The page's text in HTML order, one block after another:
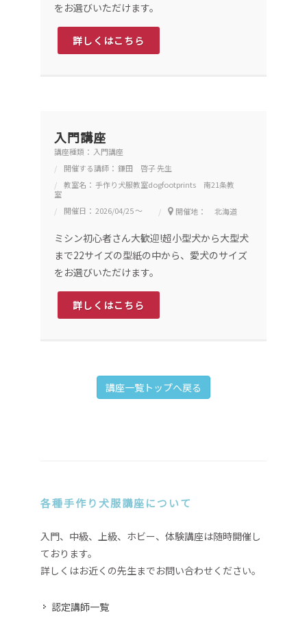
をお選びいただけます。
詳しくはこちら
入門講座
講座種類： 入門講座
開催する講師： 鎌田 啓子 先生
教室名： 手作り犬服教室dogfootprints 南21条教
室
開催日： 2026/04/25 ～
開催地： 北海道
ミシン初心者さん大歓迎!超小型犬から大型犬
まで22サイズの型紙の中から、愛犬のサイズ
をお選びいただけます。
詳しくはこちら
講座一覧トップへ戻る
各種手作り犬服講座について
入門、中級、上級、ホビー、体験講座は随時開催し
ております。
詳しくはお近くの先生までお問い合わせください。
認定講師一覧